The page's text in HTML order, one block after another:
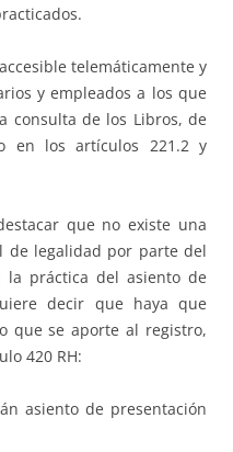
telemáticamente y
y empleados a los que
consulta de los Libros, de
en los artículos 221.2 y
que no existe una
de legalidad por parte del
la práctica del asiento de
decir que haya que
que se aporte al registro,
420 RH:
asiento de presentación